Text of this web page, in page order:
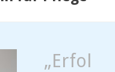
„Erfol